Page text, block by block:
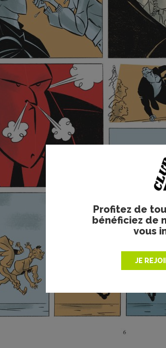
Profitez de
bénéficiez de
vous
JE